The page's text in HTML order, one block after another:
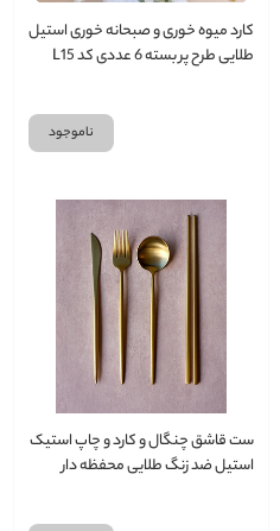
کارد میوه خوری و صبحانه خوری استیل
طلایی طرح پر بسته 6 عددی کد L15
ناموجود
ست قاشق چنگال و کارد و چاپ استیک
استیل ضد زنگ طلایی محفظه دار